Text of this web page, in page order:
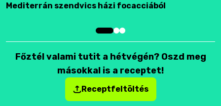
Mediterrán szendvics házi focacciából
Főztél valami tutit a hétvégén? Oszd meg
másokkal is a receptet!
Receptfeltöltés